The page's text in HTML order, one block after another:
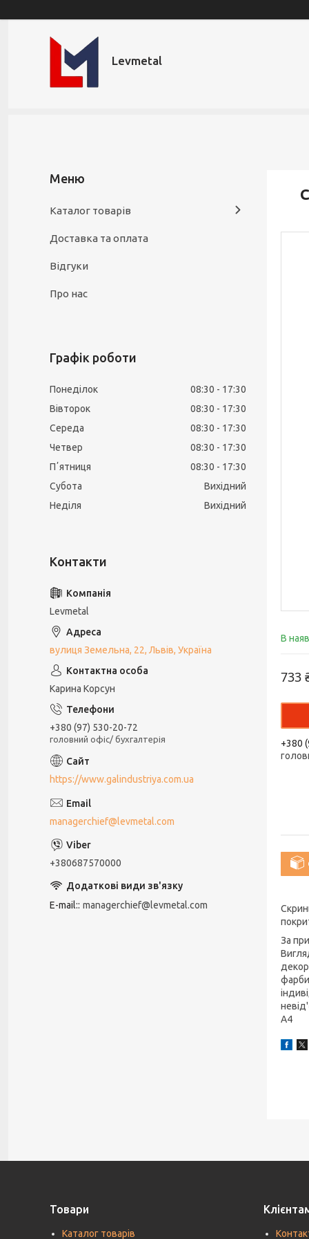
Levmetal
В
733
+380
За
А4
Каталог товарів
Доставка та оплата
Відгуки
Про нас
Графік роботи
Понеділок 08:30
17:30
Вівторок
08:30
17:30
Середа
08:30
17:30
Четвер
08:30
17:30
Пʼятниця
08:30
17:30
Субота
Вихідний
Неділя
Вихідний
Levmetal
вулиця Земельна, 22, Львів, Україна
Карина Корсун
+380 (97) 530-20-72
головний офіс/ бухгалтерія
https://www.galindustriya.com.ua
managerchief@levmetal.com
+380687570000
E-mail: managerchief@levmetal.com
Товари
Каталог товарів